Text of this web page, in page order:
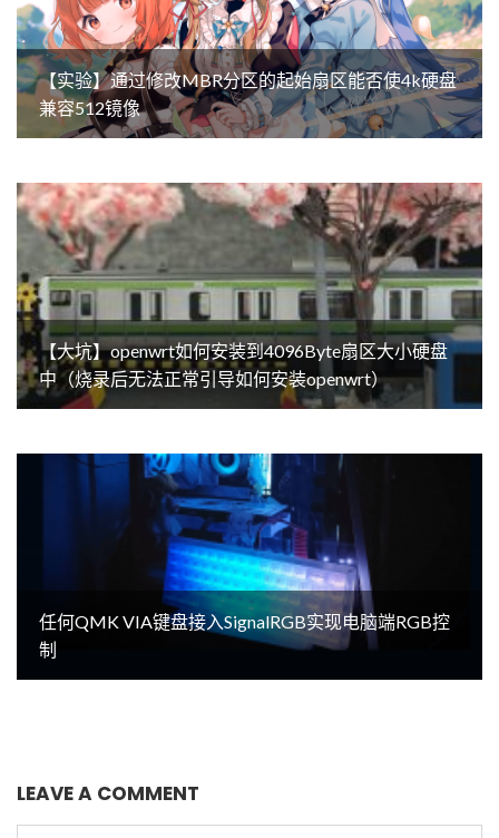
【实验】通过修改MBR分区的起始扇区能否使4k硬盘
兼容512镜像
【大坑】openwrt如何安装到4096Byte扇区大小硬盘
中（烧录后无法正常引导如何安装openwrt）
任何QMK VIA键盘接入SignalRGB实现电脑端RGB控
制
LEAVE A COMMENT